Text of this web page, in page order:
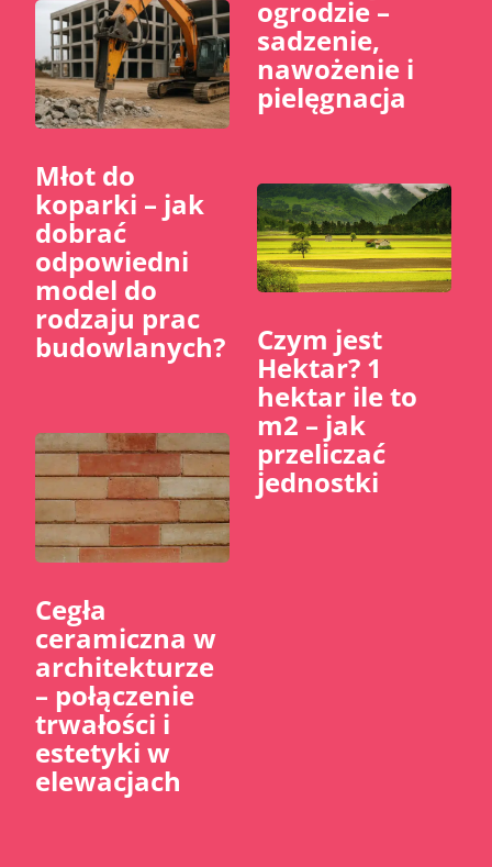
Młot do
koparki – jak
dobrać
odpowiedni
model do
rodzaju prac
budowlanych?
Cegła
ceramiczna w
architekturze
– połączenie
trwałości i
estetyki w
elewacjach
ogrodzie –
sadzenie,
nawożenie i
pielęgnacja
Czym jest
Hektar? 1
hektar ile to
m2 – jak
przeliczać
jednostki